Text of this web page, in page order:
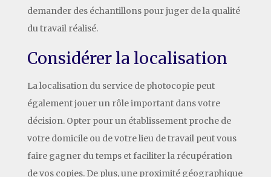
demander des échantillons pour juger de la qualité
du travail réalisé.
Considérer la localisation
La localisation du service de photocopie peut
également jouer un rôle important dans votre
décision. Opter pour un établissement proche de
votre domicile ou de votre lieu de travail peut vous
faire gagner du temps et faciliter la récupération
de vos copies. De plus, une proximité géographique